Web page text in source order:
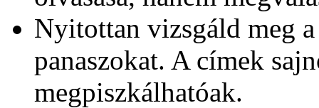
Nyitottan vizsgáld meg
panaszokat. A címek
megpiszkálhatóak.